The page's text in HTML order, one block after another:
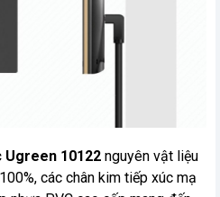
Ugreen 10122 nguyên vật liệu
các chân kim tiếp xúc mạ